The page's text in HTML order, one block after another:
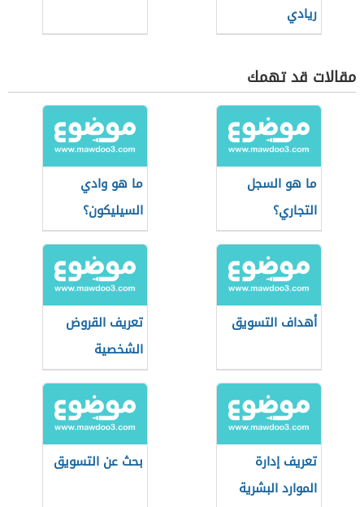
ريادي
مقالات قد تهمك
ما هو السجل
التجاري؟
ما هو وادي
السيليكون؟
أهداف التسويق
تعريف القروض
الشخصية
تعريف إدارة
الموارد البشرية
بحث عن التسويق